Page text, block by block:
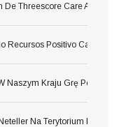
Threescore Care Au
Recursos Positivo Carente
Naszym Kraju Grę Pod
Na Terytorium Polski